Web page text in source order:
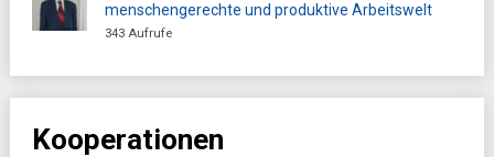
menschengerechte und produktive Arbeitswelt
343 Aufrufe
Kooperationen